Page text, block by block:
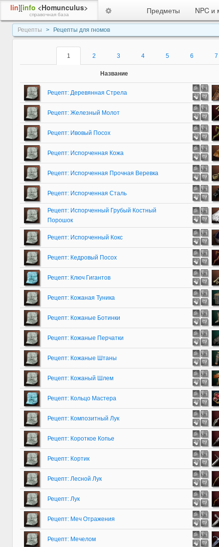
lin][info <Homunculus>
справочная база Предметы NPC и
Рецепты Рецепты для гномов
1 2 3 4 5 6 7
Название
Рецепт: Деревянная Стрела
Рецепт: Железный Молот
Рецепт: Ивовый Посох
Рецепт: Испорченная Кожа
Рецепт: Испорченная Прочная Веревка
Рецепт: Испорченная Сталь
Рецепт: Испорченный Грубый Костный
Порошок
Рецепт: Испорченный Кокс
Рецепт: Кедровый Посох
Рецепт: Ключ Гигантов
Рецепт: Кожаная Туника
Рецепт: Кожаные Ботинки
Рецепт: Кожаные Перчатки
Рецепт: Кожаные Штаны
Рецепт: Кожаный Шлем
Рецепт: Кольцо Мастера
Рецепт: Композитный Лук
Рецепт: Короткое Копье
Рецепт: Кортик
Рецепт: Лесной Лук
Рецепт: Лук
Рецепт: Меч Отражения
Рецепт: Мечелом